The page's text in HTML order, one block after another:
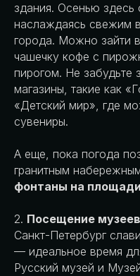
здания. Осенью здесь
наслаждаясь свежим
города. Можно зайти
чашечку кофе с
пирогом. Не забудьте
магазины, такие как
«Детский мир», где
сувениры.
А еще, пока погода
гранитным
фонтаны на
2. Посещение музеев
Санкт-Петербург
— идеальное время
Русский музей и